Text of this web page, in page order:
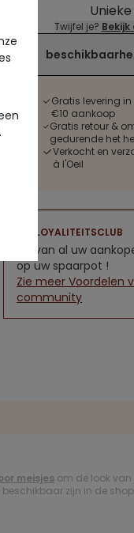
Twijfel je?
Gratis levering
€10 aankoop
Gratis retour &
gedurende het
Verkocht en
à l'Oeil
LOYALITEITSCLUB
5% van al uw
op uw spaarpot !
Zie meer Voordelen
community
meisjes om de look
zijn in de